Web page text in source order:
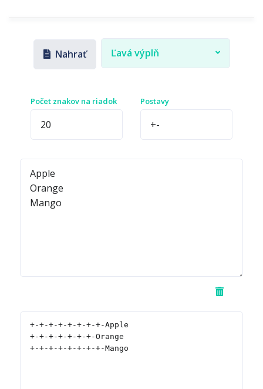
Nahrať Ľavá výplň
Počet znakov na riadok Postavy